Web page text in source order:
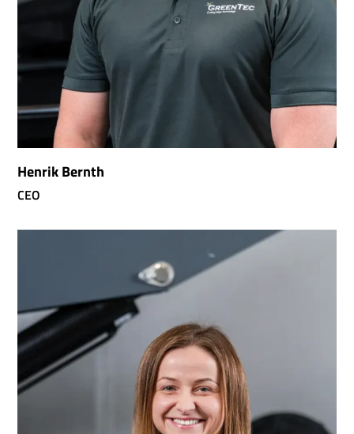
Henrik Bernth
CEO